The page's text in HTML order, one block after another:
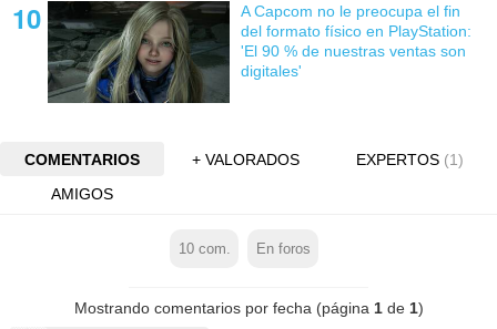
A Capcom no le preocupa el fin
del formato físico en PlayStation:
'El 90 % de nuestras ventas son
digitales'
COMENTARIOS + VALORADOS EXPERTOS (1)
AMIGOS
10com. En foros
Mostrando comentarios por fecha (página 1de 1)